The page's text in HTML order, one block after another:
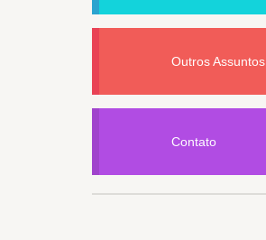
Outros Assuntos
Contato